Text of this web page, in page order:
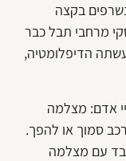
בקצה
מרחבי תבל כבר
שלא עשתה הדיפלומטיה,
אדם: מצלמה
סמוך או להפך.
עם מצלמה